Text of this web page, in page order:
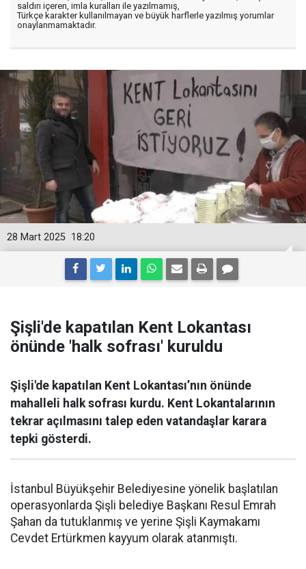
saldırı içeren, imla kuralları ile yazılmamış,
Türkçe karakter kullanılmayan ve büyük harflerle yazılmış yorumlar
onaylanmamaktadır.
18:20
28 Mart 2025
Şişli'de kapatılan Kent Lokantası
önünde 'halk sofrası' kuruldu
Şişli'de kapatılan Kent Lokantası’nın önünde
mahalleli halk sofrası kurdu. Kent Lokantalarının
tekrar açılmasını talep eden vatandaşlar karara
tepki gösterdi.
İstanbul Büyükşehir Belediyesine yönelik başlatılan
operasyonlarda Şişli belediye Başkanı Resul Emrah
Şahan da tutuklanmış ve yerine Şişli Kaymakamı
Cevdet Ertürkmen kayyum olarak atanmıştı.